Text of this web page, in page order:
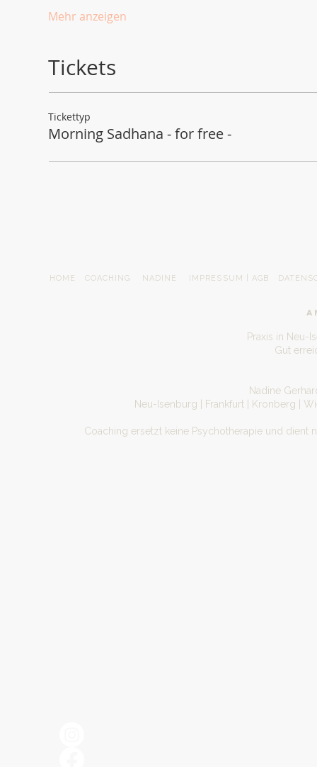
Mehr anzeigen
Tickets
Tickettyp
Morning Sadhana - for free -
HOME COACHING NADINE IMPRESSUM | AGB
Praxis in Neu-
Gut
Nadine
Neu-Isenburg | Frankfurt | Kronberg |
Coaching ersetzt keine Psychotherapie und dient